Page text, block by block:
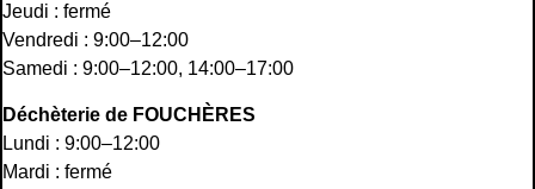
Jeudi : fermé
Vendredi : 9:00–12:00
Samedi : 9:00–12:00, 14:00–17:00
Déchèterie de FOUCHÈRES
Lundi : 9:00–12:00
Mardi : fermé